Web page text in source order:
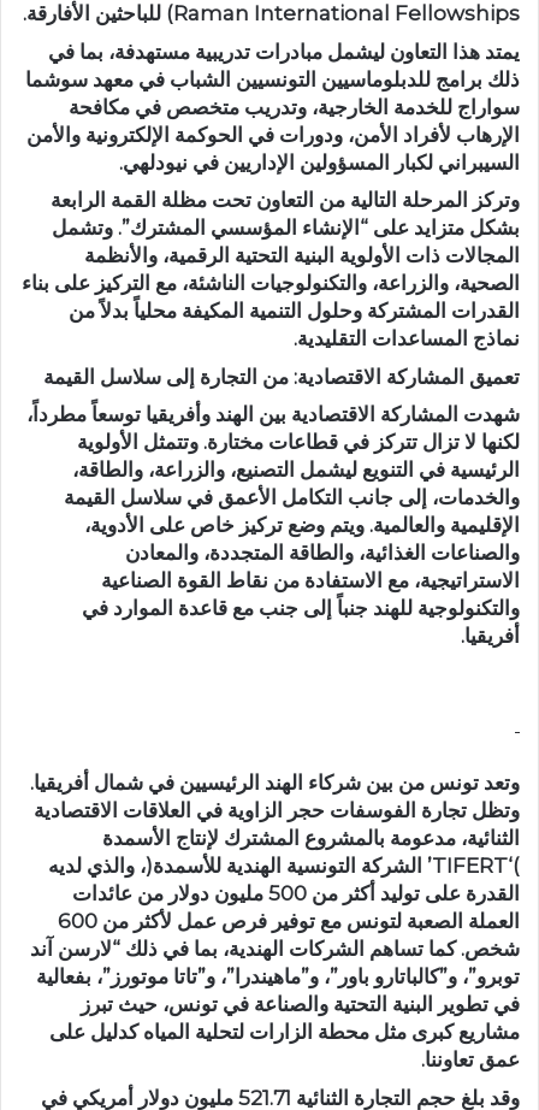
Raman International Fellowships) للباحثين الأفارقة.
يمتد هذا التعاون ليشمل مبادرات تدريبية مستهدفة، بما في
ذلك برامج للدبلوماسيين التونسيين الشباب في معهد سوشما
سواراج للخدمة الخارجية، وتدريب متخصص في مكافحة
الإرهاب لأفراد الأمن، ودورات في الحوكمة الإلكترونية والأمن
السيبراني لكبار المسؤولين الإداريين في نيودلهي.
وتركز المرحلة التالية من التعاون تحت مظلة القمة الرابعة
بشكل متزايد على “الإنشاء المؤسسي المشترك”. وتشمل
المجالات ذات الأولوية البنية التحتية الرقمية، والأنظمة
الصحية، والزراعة، والتكنولوجيات الناشئة، مع التركيز على بناء
القدرات المشتركة وحلول التنمية المكيفة محلياً بدلاً من
نماذج المساعدات التقليدية.
تعميق المشاركة الاقتصادية: من التجارة إلى سلاسل القيمة
شهدت المشاركة الاقتصادية بين الهند وأفريقيا توسعاً مطرداً،
لكنها لا تزال تتركز في قطاعات مختارة. وتتمثل الأولوية
الرئيسية في التنويع ليشمل التصنيع، والزراعة، والطاقة،
والخدمات، إلى جانب التكامل الأعمق في سلاسل القيمة
الإقليمية والعالمية. ويتم وضع تركيز خاص على الأدوية،
والصناعات الغذائية، والطاقة المتجددة، والمعادن
الاستراتيجية، مع الاستفادة من نقاط القوة الصناعية
والتكنولوجية للهند جنباً إلى جنب مع قاعدة الموارد في
أفريقيا.
وتعد تونس من بين شركاء الهند الرئيسيين في شمال أفريقيا.
وتظل تجارة الفوسفات حجر الزاوية في العلاقات الاقتصادية
الثنائية، مدعومة بالمشروع المشترك لإنتاج الأسمدة
)‘TIFERT’ الشركة التونسية الهندية للأسمدة(، والذي لديه
القدرة على توليد أكثر من 500 مليون دولار من عائدات
العملة الصعبة لتونس مع توفير فرص عمل لأكثر من 600
شخص. كما تساهم الشركات الهندية، بما في ذلك “لارسن آند
توبرو”، و”كالباتارو باور”، و”ماهيندرا”، و”تاتا موتورز”، بفعالية
في تطوير البنية التحتية والصناعة في تونس، حيث تبرز
مشاريع كبرى مثل محطة الزارات لتحلية المياه كدليل على
عمق تعاوننا.
وقد بلغ حجم التجارة الثنائية 521.71 مليون دولار أمريكي في